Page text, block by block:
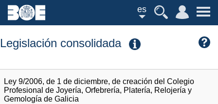
es
Legislación consolidada
Ley 9/2006, de 1 de diciembre, de creación del Colegio
Profesional de Joyería, Orfebrería, Platería, Relojería y
Gemología de Galicia